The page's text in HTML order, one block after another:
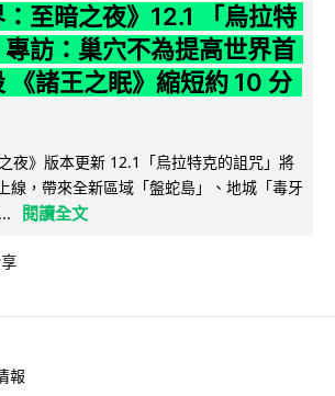
：至暗之夜》12.1 「烏拉特
訪：巢穴不為提高世界首
《諸王之眠》縮短約 10 分
夜》版本更新 12.1「烏拉特克的詛咒」將
線，帶來全新區域「盤蛇島」、地城「毒牙
閱讀全文
報